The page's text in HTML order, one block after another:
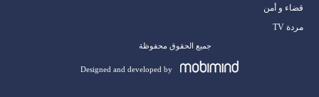
قضاء و أمن
مردة TV
جميع الحقوق محفوظة
Designed and developed by